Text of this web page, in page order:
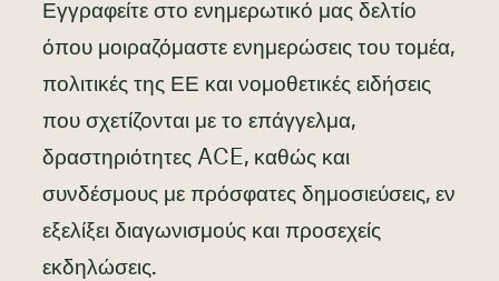
Εγγραφείτε στο ενημερωτικό μας δελτίο
όπου μοιραζόμαστε ενημερώσεις του τομέα,
πολιτικές της ΕΕ και νομοθετικές ειδήσεις
που σχετίζονται με το επάγγελμα,
δραστηριότητες ACE, καθώς και
συνδέσμους με πρόσφατες δημοσιεύσεις, εν
εξελίξει διαγωνισμούς και προσεχείς
εκδηλώσεις.